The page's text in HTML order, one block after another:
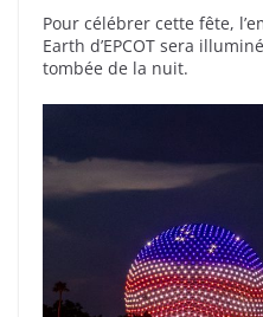
Pour célébrer cette fête,
Earth d’EPCOT sera
tombée de la nuit.